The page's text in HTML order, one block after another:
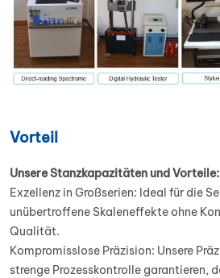
Vorteil
Unsere Stanzkapazitäten und Vorteile:
Exzellenz in Großserien: Ideal für die
unübertroffene Skaleneffekte ohne
Qualität.
Kompromisslose Präzision: Unsere
strenge Prozesskontrolle garantieren,